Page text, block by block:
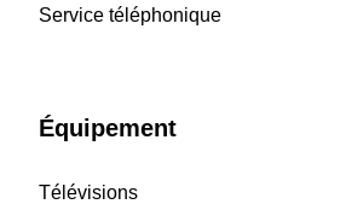
Service téléphonique
Équipement
Télévisions